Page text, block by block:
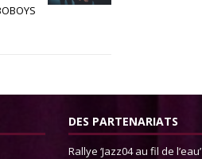
DES PARTENARIATS
Rallye ‘Jazz04 au fil de l’eau’